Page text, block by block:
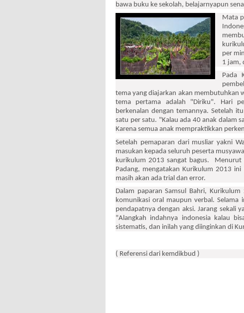
bawa buku ke sekolah, belajarnyapun
Mata
per
1 jam,
Pada
tema yang diajarkan akan membutuhkan
tema pertama adalah "Diriku". Hari
berkenalan dengan temannya. Setelah
satu per satu. "Kalau ada 40 anak dalam
Karena semua anak mempraktikkan
Setelah pemaparan dari musliar yakni
masukan kepada seluruh peserta
kurikulum 2013 sangat bagus. Menurut
Padang, mengatakan Kurikulum 2013
masih akan ada trial dan error.
Dalam paparan Samsul Bahri,
komunikasi oral maupun verbal. Selama
pendapatnya dengan aksi. Jarang sekali
"Alangkah indahnya indonesia kalau
sistematis, dan inilah yang diinginkan di
( Referensi dari kemdikbud )